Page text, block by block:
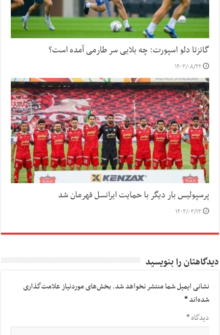
گاتزتا دلو اسپورت: چه بلایی سر طارمی آمده است؟
۱۴۰۳/۰۸/۲۲
پرسپولیس بار دیگر با حمایت ایرانسل قهرمان شد
۱۴۰۳/۰۳/۱۳
دیدگاهتان را بنویسید
نشانی ایمیل شما منتشر نخواهد شد.بخش‌های موردنیاز علامت‌گذاری
شده‌اند*
دیدگاه*